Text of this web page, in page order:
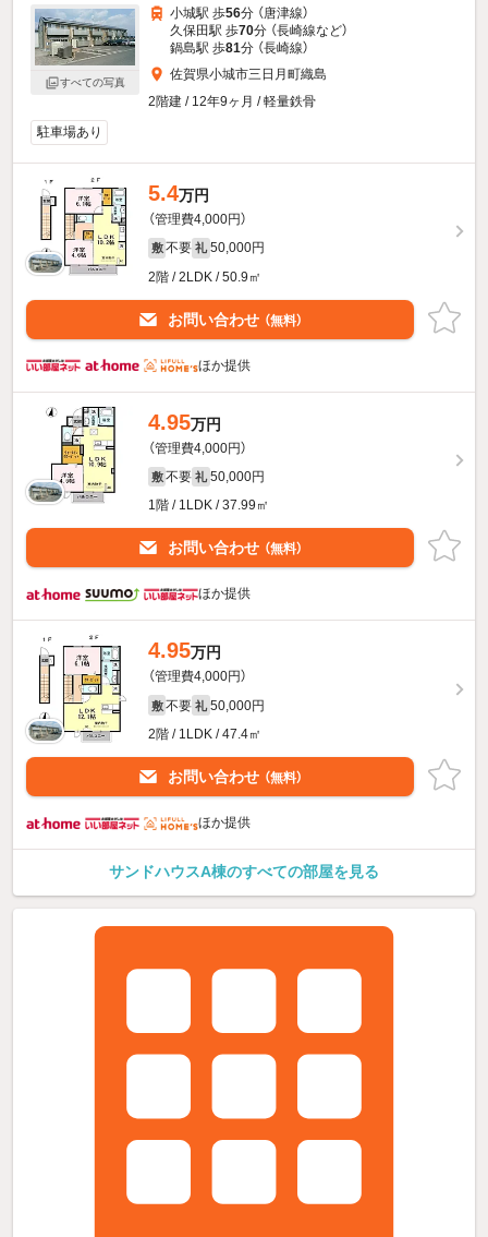
すべての写真
小城駅 歩56分 （唐津線）
久保田駅 歩70分 （長崎線など）
鍋島駅 歩81分 （長崎線）
佐賀県小城市三日月町織島
2階建 / 12年9ヶ月 / 軽量鉄骨
駐車場あり
5.4万円
（管理費4,000円）
敷 不要 礼 50,000円
2階 / 2LDK / 50.9㎡
お問い合わせ （無料）
ほか提供
4.95万円
（管理費4,000円）
敷 不要 礼 50,000円
1階 / 1LDK / 37.99㎡
お問い合わせ （無料）
ほか提供
4.95万円
（管理費4,000円）
敷 不要 礼 50,000円
2階 / 1LDK / 47.4㎡
お問い合わせ （無料）
ほか提供
サンドハウスA棟のすべての部屋を見る